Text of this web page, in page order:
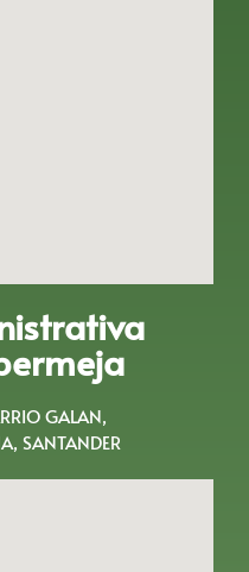
GALAN,
SANTANDER